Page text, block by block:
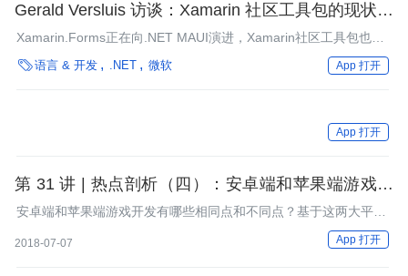
Gerald Versluis 访谈：Xamarin 社区工具包的现状和
未来
Xamarin.Forms正在向.NET MAUI演进，Xamarin社区工具包也在
为转型做准备。InfoQ采访了Gerald Versluis。他是一位来自荷兰
的微软软件工程师。在这次访谈中，我们探讨了Xamarin社区工具
语言 & 开发 .NET 微软 App 打开
App 打开
第 31 讲 | 热点剖析（四）：安卓端和苹果端游戏开
发有什么区别？
安卓端和苹果端游戏开发有哪些相同点和不同点？基于这两大平
2018-07-07 App 打开